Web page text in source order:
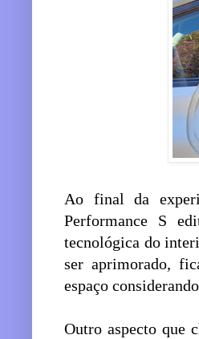
Ao final da
Performance S
tecnológica do
ser aprimorado,
espaço
Outro aspecto que